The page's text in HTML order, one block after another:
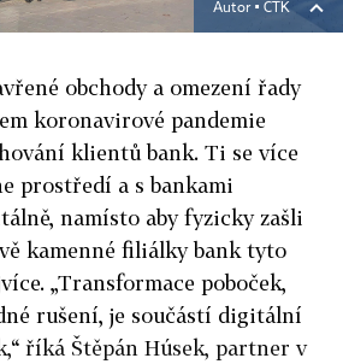
Autor ▪ ČTK
obchody a omezení řady
koronavirové pandemie
klientů bank. Ti se více
prostředí a s bankami
namísto aby fyzicky zašli
kamenné filiálky bank tyto
„Transformace poboček,
rušení, je součástí digitální
říká Štěpán Húsek, partner v